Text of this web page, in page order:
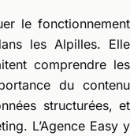
le fonctionnement
les Alpilles. Elle
comprendre les
du contenu
structurées, et
L’Agence Easy y